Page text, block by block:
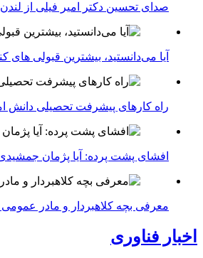
صدای تحسین دکتر امیر فیلی از لندن
آیا می‌دانستید، بیشترین قبولی
راه کارهای پیشرفت تحصیلی دانش
افشای پشت پرده: آیا پژمان
معرفی بچه کلاهبردار و مادر
اخبار فناوری